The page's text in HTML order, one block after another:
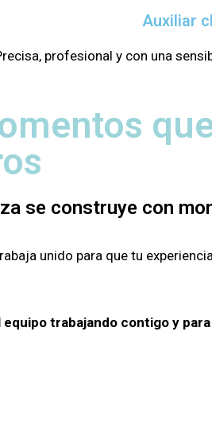
Auxiliar
profesional y con una
se construye con
unido para que tu
trabajando contigo y